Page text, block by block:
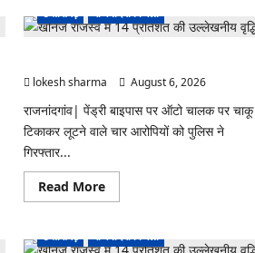
छत्तीसगढ़ राजनांदगांव जिला
lokesh sharma
August 6, 2026
राजनांदगांव| पेंड्री बाइपास पर ऑटो चालक पर चाकू
टिकाकर लूटने वाले चार आरोपियों को पुलिस ने
गिरफ्तार...
Read MoreRead
more
:
ऑटो
छत्तीसगढ़ राजनांदगांव जिला